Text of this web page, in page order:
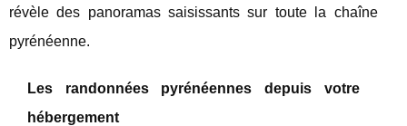
révèle des panoramas saisissants sur toute la chaîne
pyrénéenne.
Les randonnées pyrénéennes depuis votre
hébergement